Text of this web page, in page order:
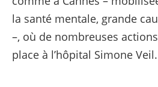
la santé mentale, grande
–, où de nombreuses
place à l’hôpital Simone Veil.